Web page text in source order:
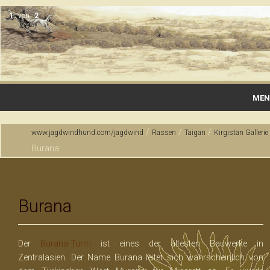
1 von 2
Startseite
Gallerie
Rassen
Jagdausbildung
www.jagdwindhund.com/jagdwind / Rassen / Taigan / Kirgistan Gallerie
Burana
Burana
Der Burana-Turm ist eines der ältesten Bauwerke in
Zentralasien. Der Name Burana leitet sich wahrscheinlich von